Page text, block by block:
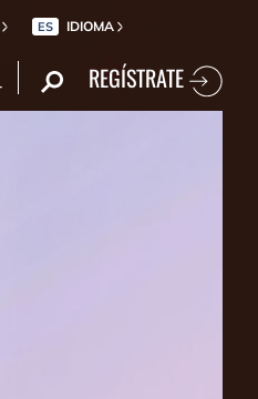
ES IDIOMA
REGÍSTRATE